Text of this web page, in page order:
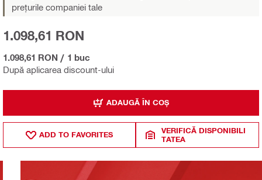
prețurile companiei tale
După aplicarea discount-ului
1.098,61 RON
1.098,61 RON / 1 buc
ADAUGĂ ÎN COȘ
ADD TO FAVORITES
VERIFICĂ DISPONIBILI
TATEA